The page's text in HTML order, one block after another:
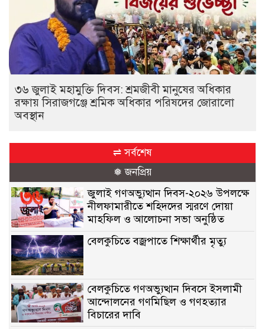
৩৬ জুলাই মহামুক্তি দিবস: শ্রমজীবী মানুষের অধিকার
রক্ষায় সিরাজগঞ্জে শ্রমিক অধিকার পরিষদের জোরালো
অবস্থান
⇌ সর্বশেষ
❅ জনপ্রিয়
জুলাই গণঅভ্যুত্থান দিবস-২০২৬ উপলক্ষে
নীলফামারীতে শহিদদের স্মরণে দোয়া
মাহফিল ও আলোচনা সভা অনুষ্ঠিত
বেলকুচিতে বজ্রপাতে শিক্ষার্থীর মৃত্যু
বেলকুচিতে গণঅভ্যুত্থান দিবসে ইসলামী
আন্দোলনের গণমিছিল ও গণহত্যার
বিচারের দাবি